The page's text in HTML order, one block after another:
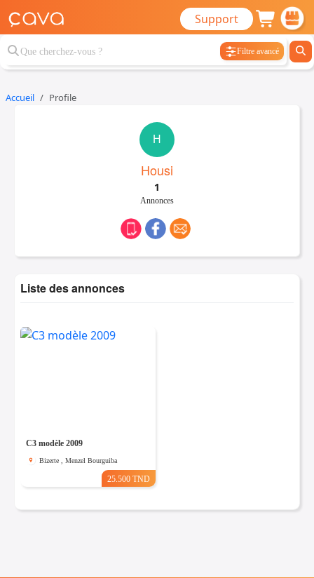
Support
Filtre avancé
Accueil Profile
H
Housi
1
Annonces
Liste des annonces
C3 modèle 2009
Bizerte , Menzel Bourguiba
25.500 TND